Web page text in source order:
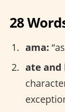
28
ama:
ate and